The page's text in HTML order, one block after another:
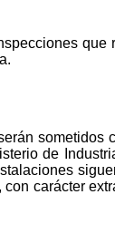
sometidos
de
carácter